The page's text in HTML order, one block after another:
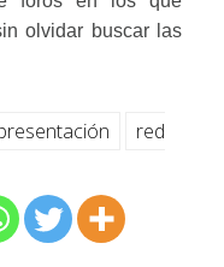
olvidar buscar las
red